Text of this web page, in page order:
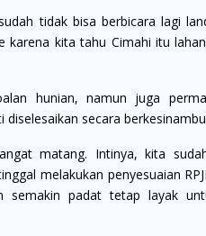
tidak bisa berbicara lagi
karena kita tahu Cimahi itu
hunian, namun juga
secara
matang. Intinya, kita
melakukan penyesuaian
semakin padat tetap layak